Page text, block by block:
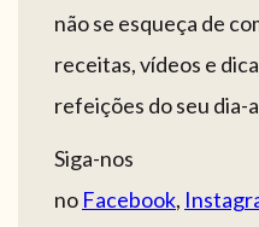
não se esqueça de
receitas, vídeos e
refeições do seu dia-
Siga-nos
no Facebook,